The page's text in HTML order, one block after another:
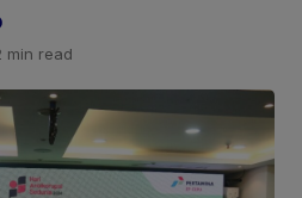
min read